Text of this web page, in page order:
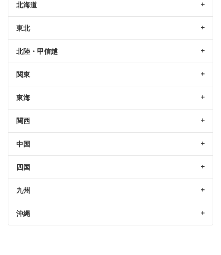
北海道
東北
北陸・甲信越
関東
東海
関西
中国
四国
九州
沖縄